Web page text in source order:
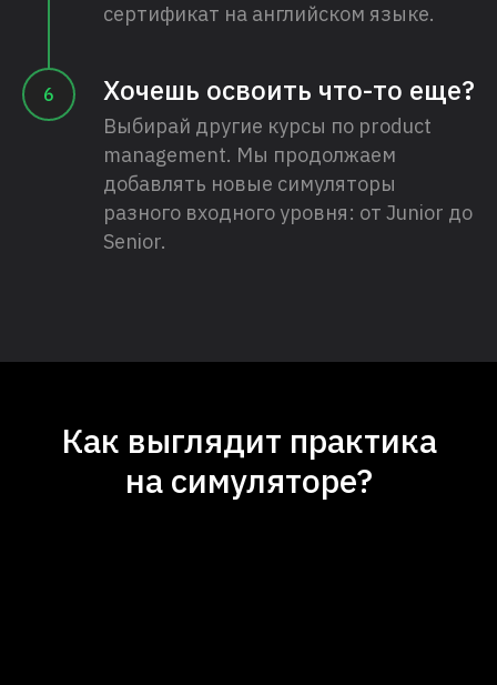
сертификат на английском языке.
Хочешь освоить что-то еще?
Выбирай другие курсы по product
management. Мы продолжаем
добавлять новые симуляторы
разного входного уровня: от Junior до
Senior.
Как выглядит практика
на симуляторе?